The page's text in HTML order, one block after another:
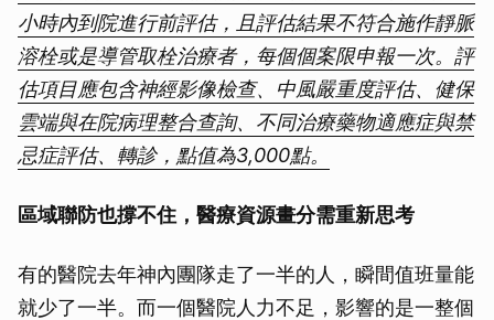
小時內到院進行前評估，且評估結果不符合施作靜脈
溶栓或是導管取栓治療者，每個個案限申報一次。 評
估項目應包含神經影像檢查、中風嚴重度評估、健保
雲端與在院病理整合查詢、不同治療藥物適應症與禁
忌症評估、轉診，點值為3,000點。
區域聯防也撐不住，醫療資源畫分需重新思考
有的醫院去年神內團隊走了一半的人，瞬間值班量能
就少了一半。而一個醫院人力不足，影響的是一整個